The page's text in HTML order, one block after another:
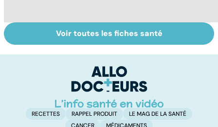
Intoxications
alimentaires :
Votre santé en
vacances
Voir toutes les fiches santé
RECETTES RAPPEL PRODUIT
LE MAG DE LA SANTÉ